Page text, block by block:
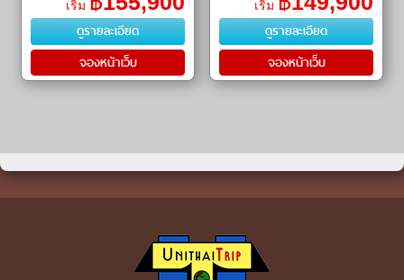
สายเบอร์นินา เอ็กซ์เพรส (Bernin
เริ่ม
ดูรายละเอียด
จองหน้าเว็บ
เอาท์เล็ท (FoxTown Outlet) -
โค�
เริ่ม
ดูรายละเอียด
จองหน้าเว็บ